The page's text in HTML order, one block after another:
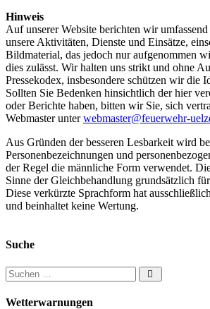
Hinweis
Auf unserer Website berichten wir
unsere Aktivitäten, Dienste und Einsätze,
Bildmaterial, das jedoch nur aufgenommen
dies zulässt. Wir halten uns strikt und ohne
Pressekodex, insbesondere schützen wir die
Sollten Sie Bedenken hinsichtlich der hier
oder Berichte haben, bitten wir Sie, sich
Webmaster unterwebmaster@feuerwehr-
Aus Gründen der besseren Lesbarkeit wird
Personenbezeichnungen und
der Regel die männliche Form verwendet.
Sinne der Gleichbehandlung grundsätzlich
Diese verkürzte Sprachform hat
und beinhaltet keine Wertung.
Suche
Suchen nach:
Wetterwarnungen